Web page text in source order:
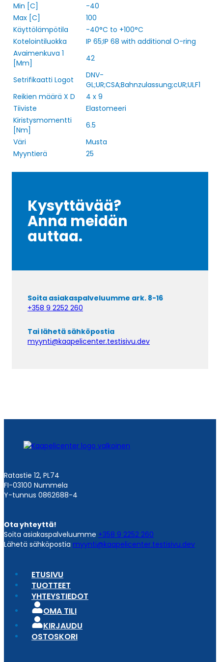
Min [C]
-40
Max [C]
100
Käyttölämpötila
-40°C to +100°C
Kotelointiluokka
IP 65;IP 68 with additional O-ring
Avaimenkuva 1
[Mm]
42
Setrifikaatti Logot
DNV-
GL;UR;CSA;Bahnzulassung;cUR;ULF1
Reikien määrä X D
4 x 9
Tiiviste
Elastomeeri
Kiristysmomentti
[Nm]
6.5
Väri
Musta
Myyntierä
25
Kysyttävää?
Anna meidän
auttaa.
Soita asiakaspalveluumme ark. 8-16
+358 9 2252 260
Tai lähetä sähköpostia
myynti@kaapelicenter.testisivu.dev
Ratastie 12, PL74
FI-03100 Nummela
Y-tunnus 0862688-4
Ota yhteyttä!
Soita asiakaspalveluumme +358 9 2252 260
Lähetä sähköpostia myynti@kaapelicenter.testisivu.dev
ETUSIVU
TUOTTEET
YHTEYSTIEDOT
OMA TILI
KIRJAUDU
OSTOSKORI